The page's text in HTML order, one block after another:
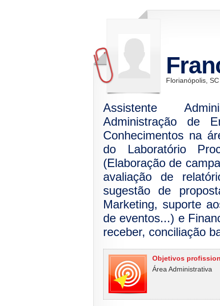
Florianópolis, SC
Assistente
Administração de
Conhecimentos na
do Laboratório
(Elaboração de
avaliação de
sugestão de
Marketing, suporte
de eventos...) e
receber, conciliação
Objetivos
Área Administrativa